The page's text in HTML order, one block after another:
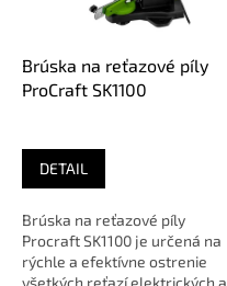
Brúska na reťazové píly
ProCraft SK1100
DETAIL
Brúska na reťazové píly
Procraft SK1100 je určená na
rýchle a efektívne ostrenie